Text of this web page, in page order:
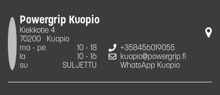
Powergrip Kuopio
Kiekkotie 4
70200
Kuopio
ma - pe
10 - 18
la
10 - 16
su
SULJETTU
+358456019055
kuopio@powergrip.fi
WhatsApp Kuopio